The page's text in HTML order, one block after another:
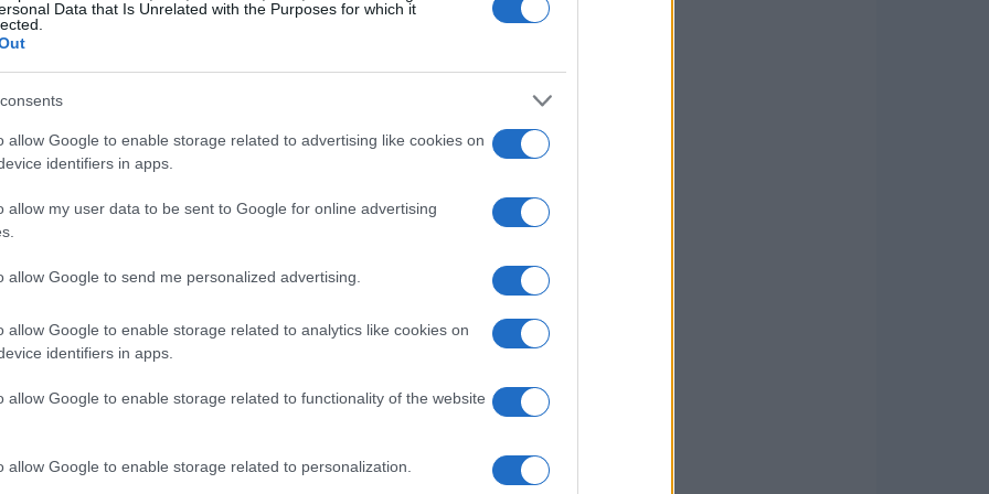
Data that Is Unrelated with the Purposes for which it
allow Google to enable storage related to advertising like cookies on
identifiers in apps.
allow my user data to be sent to Google for online advertising
allow Google to send me personalized advertising.
allow Google to enable storage related to analytics like cookies on
identifiers in apps.
allow Google to enable storage related to functionality of the website
allow Google to enable storage related to personalization.
, ha dichiarato che Markéta ha lamentato forti
Nonostante gli sforzi del team medico e dei
è stata inevitabile. Questo episodio
affrontare in uno sport così impegnativo
sci di fondo e tiro a segno richiede non solo
fisica impeccabile.
La Coppa del Mondo femminile
e assenze significative. Dopo la rinuncia
. Queste defezioni hanno ridotto il numero
vuoto che potrebbe influenzare non solo le
per questo sport.